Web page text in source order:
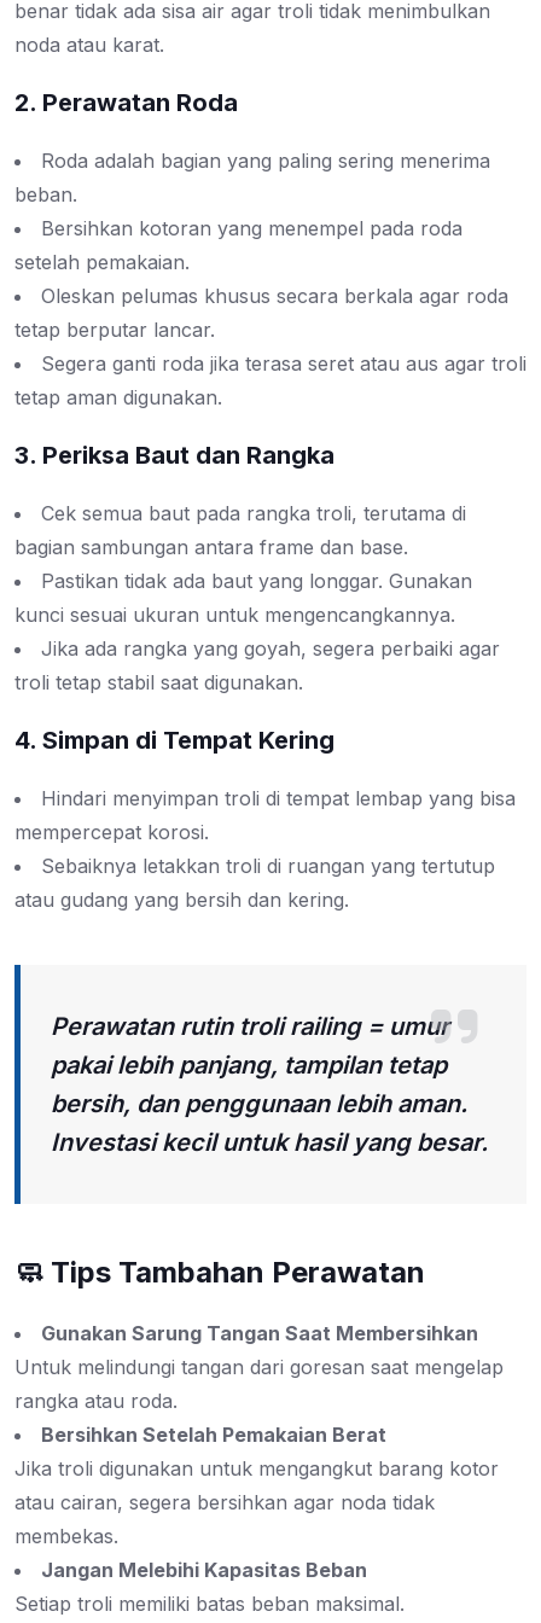
benar tidak ada sisa air agar troli tidak menimbulkan
noda atau karat.
2. Perawatan Roda
Roda adalah bagian yang paling sering menerima
beban.
Bersihkan kotoran yang menempel pada roda
setelah pemakaian.
Oleskan pelumas khusus secara berkala agar roda
tetap berputar lancar.
Segera ganti roda jika terasa seret atau aus agar troli
tetap aman digunakan.
3. Periksa Baut dan Rangka
Cek semua baut pada rangka troli, terutama di
bagian sambungan antara frame dan base.
Pastikan tidak ada baut yang longgar. Gunakan
kunci sesuai ukuran untuk mengencangkannya.
Jika ada rangka yang goyah, segera perbaiki agar
troli tetap stabil saat digunakan.
4. Simpan di Tempat Kering
Hindari menyimpan troli di tempat lembap yang bisa
mempercepat korosi.
Sebaiknya letakkan troli di ruangan yang tertutup
atau gudang yang bersih dan kering.
Perawatan rutin troli railing = umur
pakai lebih panjang, tampilan tetap
bersih, dan penggunaan lebih aman.
Investasi kecil untuk hasil yang besar.
🧼 Tips Tambahan Perawatan
Gunakan Sarung Tangan Saat Membersihkan
Untuk melindungi tangan dari goresan saat mengelap
rangka atau roda.
Bersihkan Setelah Pemakaian Berat
Jika troli digunakan untuk mengangkut barang kotor
atau cairan, segera bersihkan agar noda tidak
membekas.
Jangan Melebihi Kapasitas Beban
Setiap troli memiliki batas beban maksimal.